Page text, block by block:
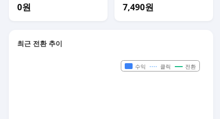
0원 7,490원
최근 전환 추이